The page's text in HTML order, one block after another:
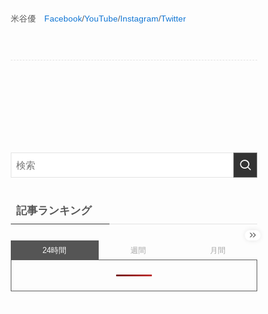
米谷優 Facebook/YouTube/Instagram/Twitter
記事ランキング
24時間 週間 月間